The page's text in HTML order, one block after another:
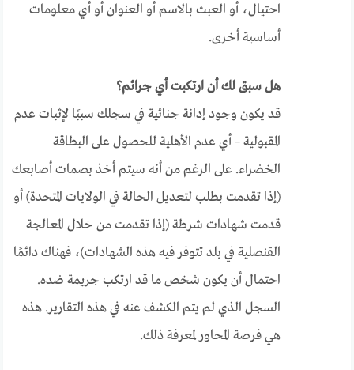
احتيال، أو العبث بالاسم أو العنوان أو أي معلومات
أساسية أخرى.
هل سبق لك أن ارتكبت أي جرائم؟
قد يكون وجود إدانة جنائية في سجلك سببًا لإثبات عدم
المقبولية – أي عدم الأهلية للحصول على البطاقة
الخضراء. على الرغم من أنه سيتم أخذ بصمات أصابعك
(إذا تقدمت بطلب لتعديل الحالة في الولايات المتحدة) أو
قدمت شهادات شرطة (إذا تقدمت من خلال المعالجة
القنصلية في بلد تتوفر فيه هذه الشهادات)، فهناك دائمًا
احتمال أن يكون شخص ما قد ارتكب جريمة ضده.
السجل الذي لم يتم الكشف عنه في هذه التقارير. هذه
هي فرصة المحاور لمعرفة ذلك.